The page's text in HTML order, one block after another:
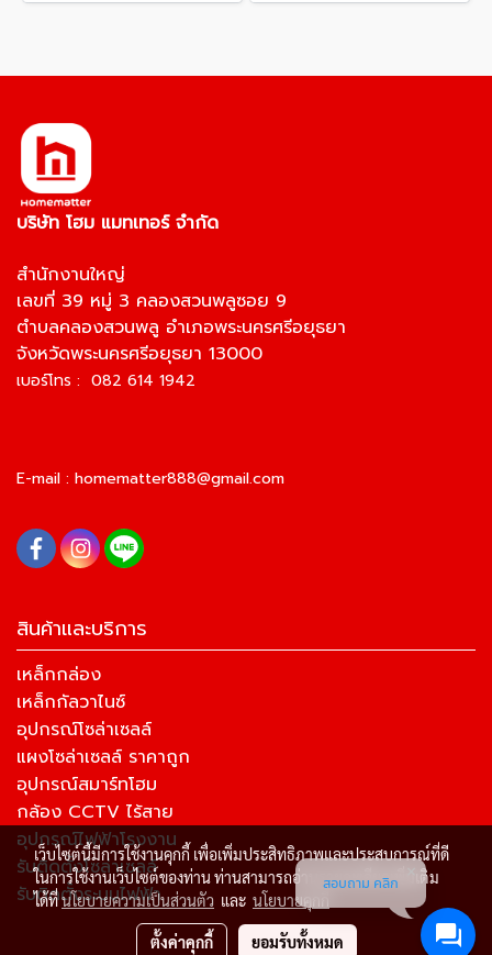
บริษัท โฮม แมทเทอร์ จำกัด
สำนักงานใหญ่
เลขที่ 39 หมู่ 3 คลองสวนพลูซอย 9
ตำบลคลองสวนพลู อำเภอพระนครศรีอยุธยา
จังหวัดพระนครศรีอยุธยา 13000
เบอร์โทร : 082 614 1942
E-mail : homematter888@gmail.com
สินค้าและบริการ
เหล็กกล่อง
เหล็กกัลวาไนซ์
อุปกรณ์โซล่าเซลล์
แผงโซล่าเซลล์ ราคาถูก
อุปกรณ์สมาร์ทโฮม
กล้อง CCTV ไร้สาย
อุปกรณ์ไฟฟ้าโรงงาน
รับติดตั้งโซล่าเซลล์
รับติดตั้งระบบไฟฟ้า
เว็บไซต์นี้มีการใช้งานคุกกี้ เพื่อเพิ่มประสิทธิภาพและประสบการณ์ที่ดี
ในการใช้งานเว็บไซต์ของท่าน ท่านสามารถอ่านรายละเอียดเพิ่มเติม
ได้ที่นโยบายความเป็นส่วนตัว และ นโยบายคุกกี้
ตั้งค่าคุกกี้ ยอมรับทั้งหมด
สอบถาม คลิก